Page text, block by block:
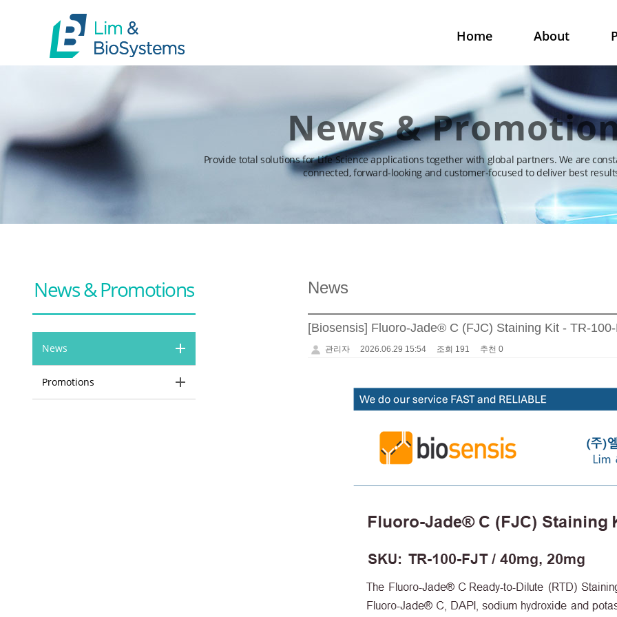
Home About
News &
Provide total solutions for Life Science applications together with global partners. We are
connected, forward-looking and customer-focused to deliver best
News & Promotions
News
Promotions
News
[Biosensis] Fluoro-Jade® C (FJC) Staining Kit - TR-
관리자 2026.06.29 15:54 조회 191 추천 0